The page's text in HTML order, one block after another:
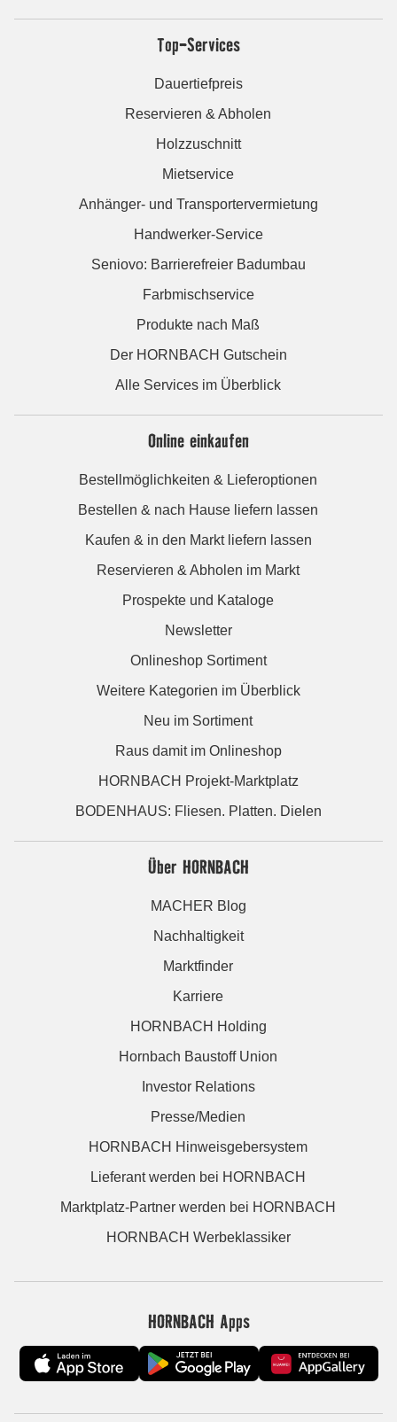
Top-Services
Dauertiefpreis
Reservieren & Abholen
Holzzuschnitt
Mietservice
Anhänger- und Transportervermietung
Handwerker-Service
Seniovo: Barrierefreier Badumbau
Farbmischservice
Produkte nach Maß
Der HORNBACH Gutschein
Alle Services im Überblick
Online einkaufen
Bestellmöglichkeiten & Lieferoptionen
Bestellen & nach Hause liefern lassen
Kaufen & in den Markt liefern lassen
Reservieren & Abholen im Markt
Prospekte und Kataloge
Newsletter
Onlineshop Sortiment
Weitere Kategorien im Überblick
Neu im Sortiment
Raus damit im Onlineshop
HORNBACH Projekt-Marktplatz
BODENHAUS: Fliesen. Platten. Dielen
Über HORNBACH
MACHER Blog
Nachhaltigkeit
Marktfinder
Karriere
HORNBACH Holding
Hornbach Baustoff Union
Investor Relations
Presse/Medien
HORNBACH Hinweisgebersystem
Lieferant werden bei HORNBACH
Marktplatz-Partner werden bei HORNBACH
HORNBACH Werbeklassiker
HORNBACH Apps